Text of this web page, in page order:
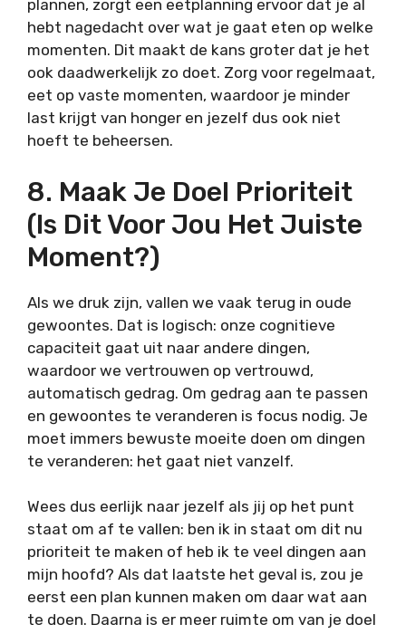
plannen, zorgt een eetplanning ervoor dat je al
hebt nagedacht over wat je gaat eten op welke
momenten. Dit maakt de kans groter dat je het
ook daadwerkelijk zo doet. Zorg voor regelmaat,
eet op vaste momenten, waardoor je minder
last krijgt van honger en jezelf dus ook niet
hoeft te beheersen.
8. Maak Je Doel Prioriteit
(is Dit Voor Jou Het Juiste
Moment?)
Als we druk zijn, vallen we vaak terug in oude
gewoontes. Dat is logisch: onze cognitieve
capaciteit gaat uit naar andere dingen,
waardoor we vertrouwen op vertrouwd,
automatisch gedrag. Om gedrag aan te passen
en gewoontes te veranderen is focus nodig. Je
moet immers bewuste moeite doen om dingen
te veranderen: het gaat niet vanzelf.
Wees dus eerlijk naar jezelf als jij op het punt
staat om af te vallen: ben ik in staat om dit nu
prioriteit te maken of heb ik te veel dingen aan
mijn hoofd? Als dat laatste het geval is, zou je
eerst een plan kunnen maken om daar wat aan
te doen. Daarna is er meer ruimte om van je doel